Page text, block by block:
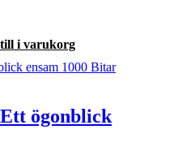
i varukorg
ögonblick